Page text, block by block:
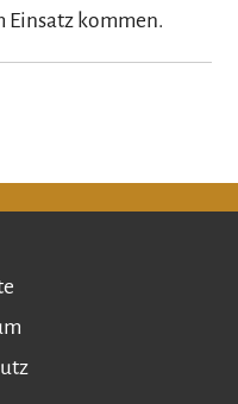
Einsatz kommen.